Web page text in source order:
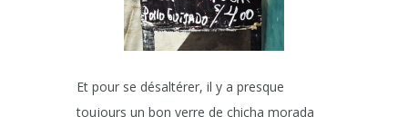
Et pour se désaltérer, il y a presque
toujours un bon verre de chicha morada